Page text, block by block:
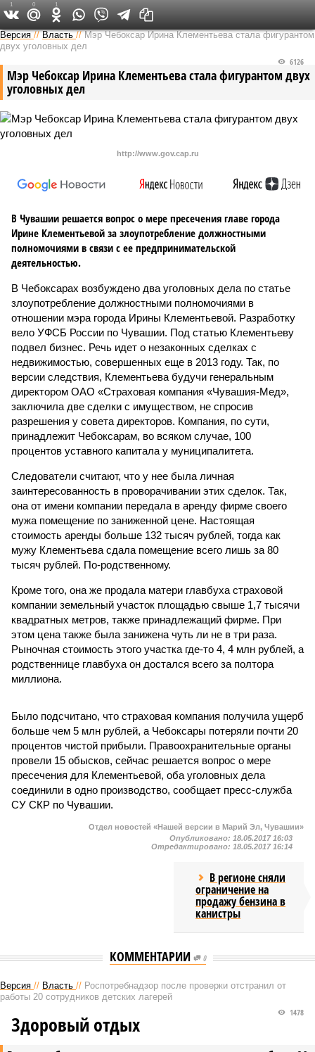
Версия в Чувашии
Версия //Власть //Мэр Чебоксар Ирина Клементьева стала фигурантом
двух уголовных дел
Мэр Чебоксар Ирина Клементьева стала фигурантом двух
уголовных дел
6126
http://www.gov.cap.ru
В Чувашии решается вопрос о мере пресечения главе города
Ирине Клементьевой за злоупотребление должностными
полномочиями в связи с ее предпринимательской
деятельностью.
В Чебоксарах возбуждено два уголовных дела по статье
злоупотребление должностными полномочиями в
отношении мэра города Ирины Клементьевой. Разработку
вело УФСБ России по Чувашии. Под статью Клементьеву
подвел бизнес. Речь идет о незаконных сделках с
недвижимостью, совершенных еще в 2013 году. Так, по
версии следствия, Клементьева будучи генеральным
директором ОАО «Страховая компания «Чувашия-Мед»,
заключила две сделки с имуществом, не спросив
разрешения у совета директоров. Компания, по сути,
принадлежит Чебоксарам, во всяком случае, 100
процентов уставного капитала у муниципалитета.
Следователи считают, что у нее была личная
заинтересованность в проворачивании этих сделок. Так,
она от имени компании передала в аренду фирме своего
мужа помещение по заниженной цене. Настоящая
стоимость аренды больше 132 тысяч рублей, тогда как
мужу Клементьева сдала помещение всего лишь за 80
тысяч рублей. По-родственному.
Кроме того, она же продала матери главбуха страховой
компании земельный участок площадью свыше 1,7 тысячи
квадратных метров, также принадлежащий фирме. При
этом цена также была занижена чуть ли не в три раза.
Рыночная стоимость этого участка где-то 4, 4 млн рублей, а
родственнице главбуха он достался всего за полтора
миллиона.
Было подсчитано, что страховая компания получила ущерб
больше чем 5 млн рублей, а Чебоксары потеряли почти 20
процентов чистой прибыли. Правоохранительные органы
провели 15 обысков, сейчас решается вопрос о мере
пресечения для Клементьевой, оба уголовных дела
соединили в одно производство, сообщает пресс-служба
СУ СКР по Чувашии.
1 0 1
Отдел новостей «Нашей версии в Марий Эл, Чувашии»
Опубликовано: 18.05.2017 16:03
Отредактировано: 18.05.2017 16:14
В регионе сняли
ограничение на
продажу бензина в
канистры
КОММЕНТАРИИ 0
Версия // Власть // Роспотребнадзор после проверки отстранил от
работы 20 сотрудников детских лагерей
1478
Здоровый отдых